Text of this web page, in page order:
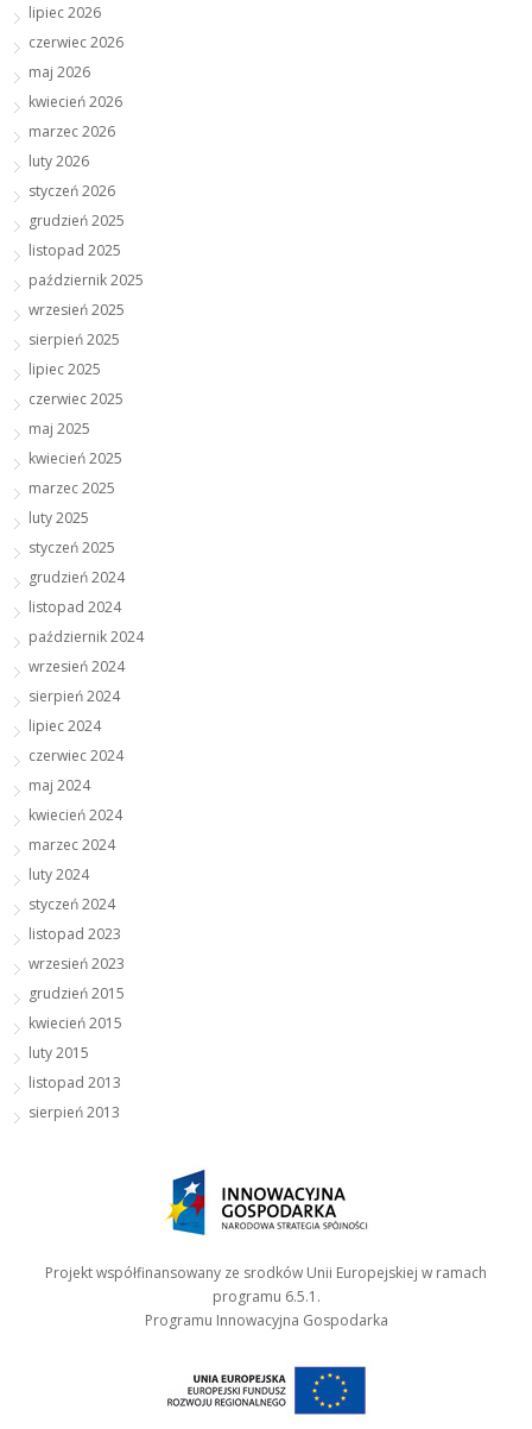
lipiec 2026
czerwiec 2026
maj 2026
kwiecień 2026
marzec 2026
luty 2026
styczeń 2026
grudzień 2025
listopad 2025
październik 2025
wrzesień 2025
sierpień 2025
lipiec 2025
czerwiec 2025
maj 2025
kwiecień 2025
marzec 2025
luty 2025
styczeń 2025
grudzień 2024
listopad 2024
październik 2024
wrzesień 2024
sierpień 2024
lipiec 2024
czerwiec 2024
maj 2024
kwiecień 2024
marzec 2024
luty 2024
styczeń 2024
listopad 2023
wrzesień 2023
grudzień 2015
kwiecień 2015
luty 2015
listopad 2013
sierpień 2013
Projekt współfinansowany ze srodków Unii Europejskiej w ramach
programu 6.5.1.
Programu Innowacyjna Gospodarka